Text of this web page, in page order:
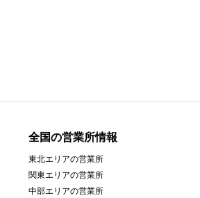
全国の営業所情報
東北エリアの営業所
関東エリアの営業所
中部エリアの営業所